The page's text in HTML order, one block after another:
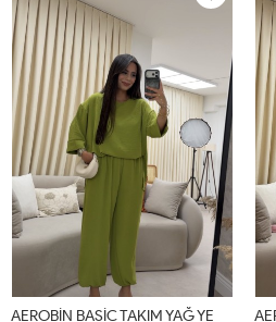
A
EROBİN BASİC TAKIM YAĞ YEŞİLİ (22 AĞUSTOS KARGO ÇIKIŞI) Yağ Yeşili